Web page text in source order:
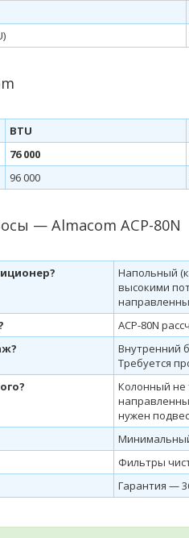
BTU
76 000
96 000
— Almacom ACP-80N
Напольный
высокими
ACP-80N
Внутренний
Требуется
Колонный не
нужен
Фильтры
Гарантия —